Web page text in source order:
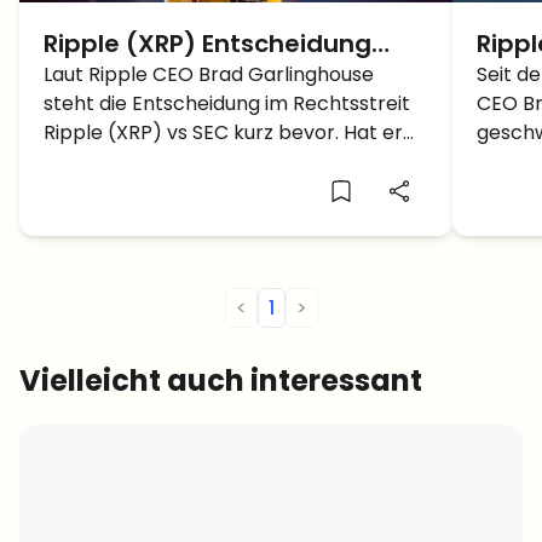
Ripple (XRP) Entscheidung
steht nach CEO kurz bevor –
Übertriebener Optimismus
oder Realität?
Laut Ripple CEO Brad Garlinghouse
steht die Entscheidung im Rechtsstreit
Ripple (XRP) vs SEC kurz bevor. Hat er
Seit
CEO
< 1 >
Vielleicht auch interessant